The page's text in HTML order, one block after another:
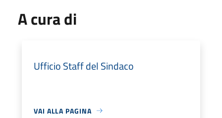
A cura di
Ufficio Staff del Sindaco
VAI ALLA PAGINA